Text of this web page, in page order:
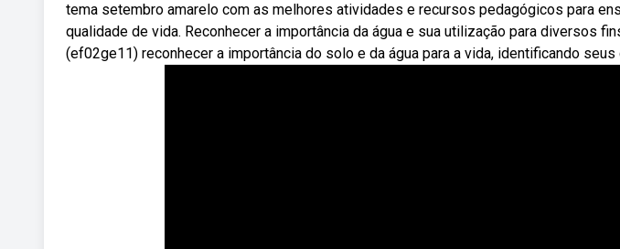
tema setembro amarelo com as melhores atividades e recursos pedagógicos para
qualidade de vida. Reconhecer a importância da água e sua utilização para diversos
(ef02ge11) reconhecer a importância do solo e da água para a vida, identificando